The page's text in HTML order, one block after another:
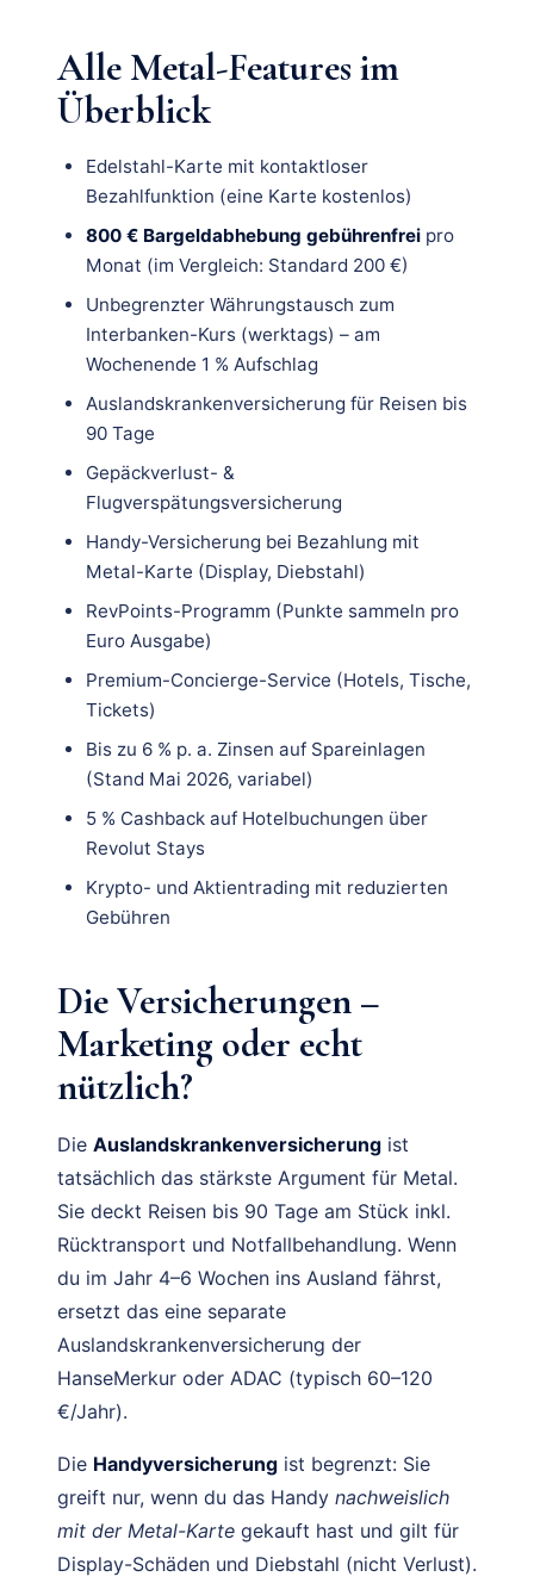
Alle Metal-Features im
Überblick
Edelstahl-Karte mit kontaktloser
Bezahlfunktion (eine Karte kostenlos)
800 € Bargeldabhebung gebührenfrei pro
Monat (im Vergleich: Standard 200 €)
Unbegrenzter Währungstausch zum
Interbanken-Kurs (werktags) – am
Wochenende 1 % Aufschlag
Auslandskrankenversicherung für Reisen bis
90 Tage
Gepäckverlust- &
Flugverspätungsversicherung
Handy-Versicherung bei Bezahlung mit
Metal-Karte (Display, Diebstahl)
RevPoints-Programm (Punkte sammeln pro
Euro Ausgabe)
Premium-Concierge-Service (Hotels, Tische,
Tickets)
Bis zu 6 % p. a. Zinsen auf Spareinlagen
(Stand Mai 2026, variabel)
5 % Cashback auf Hotelbuchungen über
Revolut Stays
Krypto- und Aktientrading mit reduzierten
Gebühren
Die Versicherungen –
Marketing oder echt
nützlich?
Die Auslandskrankenversicherung ist
tatsächlich das stärkste Argument für Metal.
Sie deckt Reisen bis 90 Tage am Stück inkl.
Rücktransport und Notfallbehandlung. Wenn
du im Jahr 4–6 Wochen ins Ausland fährst,
ersetzt das eine separate
Auslandskrankenversicherung der
HanseMerkur oder ADAC (typisch 60–120
€/Jahr).
Die Handyversicherung ist begrenzt: Sie
greift nur, wenn du das Handy nachweislich
mit der Metal-Karte gekauft hast und gilt für
Display-Schäden und Diebstahl (nicht Verlust).